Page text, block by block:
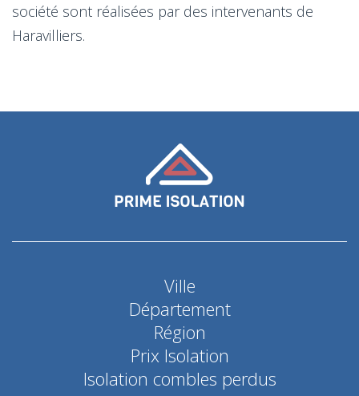
société sont réalisées par des intervenants de
Haravilliers.
Ville
Département
Région
Prix Isolation
Isolation combles perdus